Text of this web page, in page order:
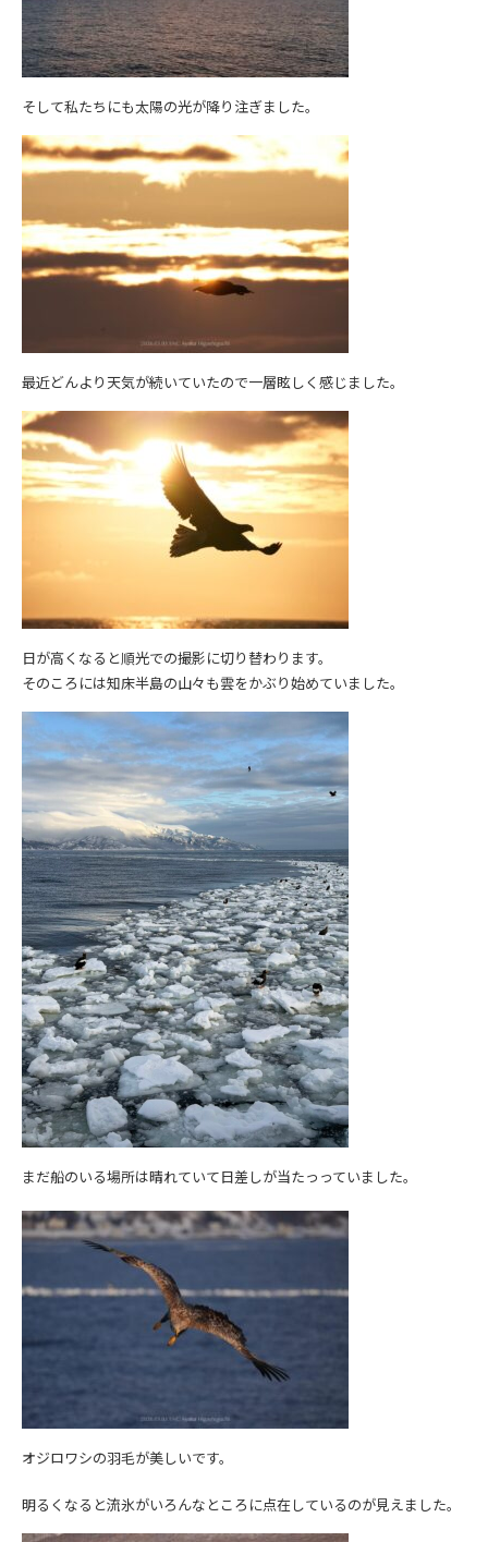
そして私たちにも太陽の光が降り注ぎました。
最近どんより天気が続いていたので一層眩しく感じました。
日が高くなると順光での撮影に切り替わります。
そのころには知床半島の山々も雲をかぶり始めていました。
まだ船のいる場所は晴れていて日差しが当たっっていました。
オジロワシの羽毛が美しいです。
明るくなると流氷がいろんなところに点在しているのが見えました。